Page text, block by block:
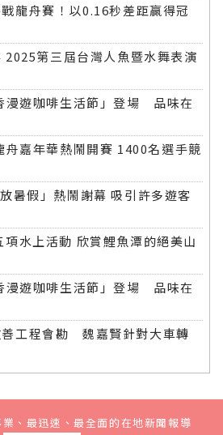
龍舟賽！以0.16秒差距贏得冠
2025第三屆台灣人魚暨水舞表演
漫遊咖啡生活節」登場 品味在
舟嘉年華熱鬧開賽 1400名選手競
暑假」熱鬧謝幕 吸引許多遊客
水上活動 欣賞鯉魚潭的絕美山
漫遊咖啡生活節」登場 品味在
善工程會勘 魏嘉賢針對大車轉
、最迅速、最全面的在地新聞報導